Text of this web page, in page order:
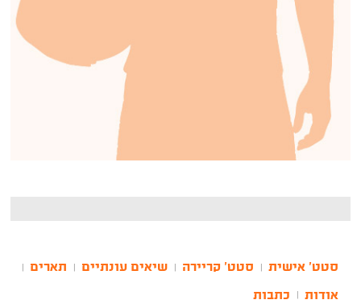
סטט' אישית סטט' קריירה שיאים עונתיים תארים
אודות כתבות